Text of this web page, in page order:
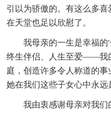
引以为骄傲的。有这么多
在天堂也足以欣慰了。
我母亲的一生是幸福
终生伴侣、人生至爱――我
庭，创造许多令人称道的事
她在我们这些子女心中永远
我由衷感谢母亲对我